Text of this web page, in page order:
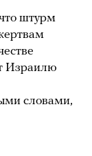
штурм
Израилю
словами,